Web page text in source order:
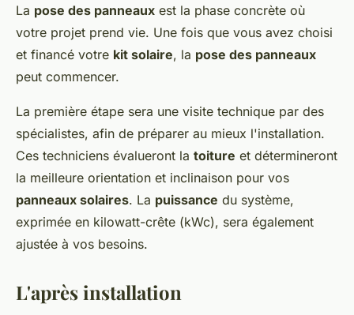
La pose des panneaux est la phase concrète où
votre projet prend vie. Une fois que vous avez choisi
et financé votre kit solaire, la pose des panneaux
peut commencer.
La première étape sera une visite technique par des
spécialistes, afin de préparer au mieux l'installation.
Ces techniciens évalueront la toiture et détermineront
la meilleure orientation et inclinaison pour vos
panneaux solaires. La puissance du système,
exprimée en kilowatt-crête (kWc), sera également
ajustée à vos besoins.
L'après installation